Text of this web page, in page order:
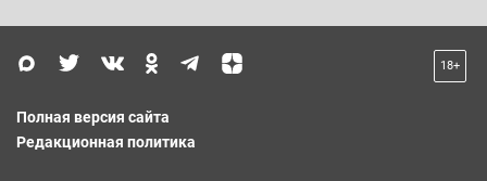
18+
Полная версия сайта
Редакционная политика